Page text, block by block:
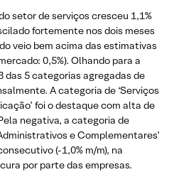
setor de serviços cresceu 1,1%
fortemente nos dois meses
veio bem acima das estimativas
0,5%). Olhando para a
das 5 categorias agregadas de
A categoria de ‘Serviços
foi o destaque com alta de
negativa, a categoria de
e Complementares’
(-1,0% m/m), na
por parte das empresas.